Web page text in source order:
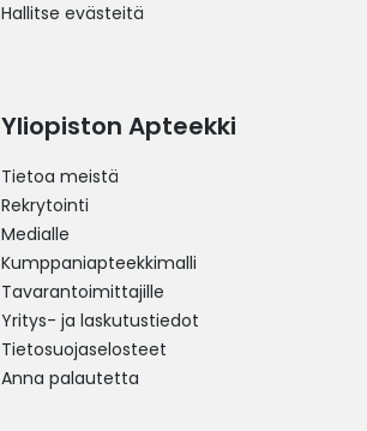
Hallitse evästeitä
Yliopiston Apteekki
Tietoa meistä
Rekrytointi
Medialle
Kumppaniapteekkimalli
Tavarantoimittajille
Yritys- ja laskutustiedot
Tietosuojaselosteet
Anna palautetta